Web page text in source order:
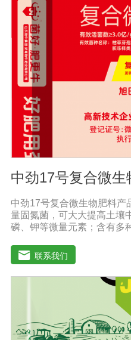
用。4、增强作物的抗逆性
分裂素、生长素等活性物质
发育, 增强农作物的抗逆性
防、抑制细菌、真菌性病害
病、黄萎病、灰葡萄孢、香
中劲17号复合微生
中劲17号复合微生物肥料产
量固氮菌，可大大提高土壤
磷、钾等微量元素；含有多
大大提高土壤肥力，减少化
作物的不同，高达20%-60%
加农民收入。重建健康土壤
土壤板结，激发土壤活力，
中的线虫和植物根部病虫害
促进植物生长发育，提高
花整齐，保花保果；落叶期
联系我们